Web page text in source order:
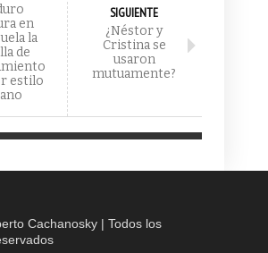
en
la
de
estilo
SIGUIENTE
¿Néstor y
Cristina se
usaron
mutuamente?
Cachanosky | Todos los